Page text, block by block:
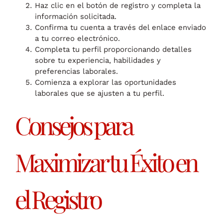
Haz clic en el botón de registro y completa la
información solicitada.
Confirma tu cuenta a través del enlace enviado
a tu correo electrónico.
Completa tu perfil proporcionando detalles
sobre tu experiencia, habilidades y
preferencias laborales.
Comienza a explorar las oportunidades
laborales que se ajusten a tu perfil.
Consejos para
Maximizar tu Éxito en
el Registro